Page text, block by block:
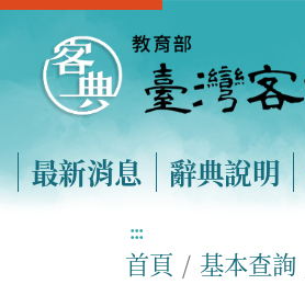
最新消息 辭典說明
:::
首頁 基本查詢